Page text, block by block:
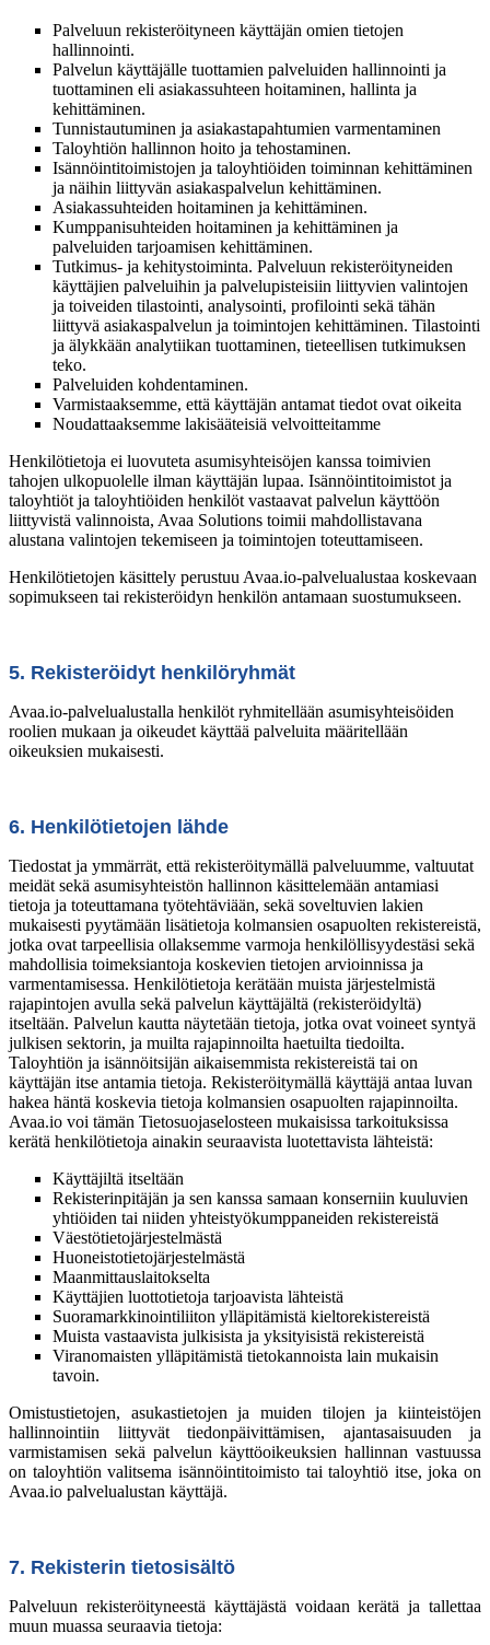
Palveluun rekisteröityneen käyttäjän omien tietojen
hallinnointi.
Palvelun käyttäjälle tuottamien palveluiden hallinnointi ja
tuottaminen eli asiakassuhteen hoitaminen, hallinta ja
kehittäminen.
Tunnistautuminen ja asiakastapahtumien varmentaminen
Taloyhtiön hallinnon hoito ja tehostaminen.
Isännöintitoimistojen ja taloyhtiöiden toiminnan kehittäminen
ja näihin liittyvän asiakaspalvelun kehittäminen.
Asiakassuhteiden hoitaminen ja kehittäminen.
Kumppanisuhteiden hoitaminen ja kehittäminen ja
palveluiden tarjoamisen kehittäminen.
Tutkimus- ja kehitystoiminta. Palveluun rekisteröityneiden
käyttäjien palveluihin ja palvelupisteisiin liittyvien valintojen
ja toiveiden tilastointi, analysointi, profilointi sekä tähän
liittyvä asiakaspalvelun ja toimintojen kehittäminen. Tilastointi
ja älykkään analytiikan tuottaminen, tieteellisen tutkimuksen
teko.
Palveluiden kohdentaminen.
Varmistaaksemme, että käyttäjän antamat tiedot ovat oikeita
Noudattaaksemme lakisääteisiä velvoitteitamme
Henkilötietoja ei luovuteta asumisyhteisöjen kanssa toimivien
tahojen ulkopuolelle ilman käyttäjän lupaa. Isännöintitoimistot ja
taloyhtiöt ja taloyhtiöiden henkilöt vastaavat palvelun käyttöön
liittyvistä valinnoista, Avaa Solutions toimii mahdollistavana
alustana valintojen tekemiseen ja toimintojen toteuttamiseen.
Henkilötietojen käsittely perustuu Avaa.io-palvelualustaa koskevaan
sopimukseen tai rekisteröidyn henkilön antamaan suostumukseen.
5. Rekisteröidyt henkilöryhmät
Avaa.io-palvelualustalla henkilöt ryhmitellään asumisyhteisöiden
roolien mukaan ja oikeudet käyttää palveluita määritellään
oikeuksien mukaisesti.
6. Henkilötietojen lähde
Tiedostat ja ymmärrät, että rekisteröitymällä palveluumme, valtuutat
meidät sekä asumisyhteistön hallinnon käsittelemään antamiasi
tietoja ja toteuttamana työtehtäviään, sekä soveltuvien lakien
mukaisesti pyytämään lisätietoja kolmansien osapuolten rekistereistä,
jotka ovat tarpeellisia ollaksemme varmoja henkilöllisyydestäsi sekä
mahdollisia toimeksiantoja koskevien tietojen arvioinnissa ja
varmentamisessa. Henkilötietoja kerätään muista järjestelmistä
rajapintojen avulla sekä palvelun käyttäjältä (rekisteröidyltä)
itseltään. Palvelun kautta näytetään tietoja, jotka ovat voineet syntyä
julkisen sektorin, ja muilta rajapinnoilta haetuilta tiedoilta.
Taloyhtiön ja isännöitsijän aikaisemmista rekistereistä tai on
käyttäjän itse antamia tietoja. Rekisteröitymällä käyttäjä antaa luvan
hakea häntä koskevia tietoja kolmansien osapuolten rajapinnoilta.
Avaa.io voi tämän Tietosuojaselosteen mukaisissa tarkoituksissa
kerätä henkilötietoja ainakin seuraavista luotettavista lähteistä:
Käyttäjiltä itseltään
Rekisterinpitäjän ja sen kanssa samaan konserniin kuuluvien
yhtiöiden tai niiden yhteistyökumppaneiden rekistereistä
Väestötietojärjestelmästä
Huoneistotietojärjestelmästä
Maanmittauslaitokselta
Käyttäjien luottotietoja tarjoavista lähteistä
Suoramarkkinointiliiton ylläpitämistä kieltorekistereistä
Muista vastaavista julkisista ja yksityisistä rekistereistä
Viranomaisten ylläpitämistä tietokannoista lain mukaisin
tavoin.
Omistustietojen, asukastietojen ja muiden tilojen ja kiinteistöjen
hallinnointiin liittyvät tiedonpäivittämisen, ajantasaisuuden ja
varmistamisen sekä palvelun käyttöoikeuksien hallinnan vastuussa
on taloyhtiön valitsema isännöintitoimisto tai taloyhtiö itse, joka on
Avaa.io palvelualustan käyttäjä.
7. Rekisterin tietosisältö
Palveluun rekisteröityneestä käyttäjästä voidaan kerätä ja tallettaa
muun muassa seuraavia tietoja: